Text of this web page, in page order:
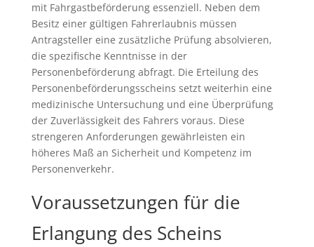
mit Fahrgastbeförderung essenziell. Neben dem
Besitz einer gültigen Fahrerlaubnis müssen
Antragsteller eine zusätzliche Prüfung absolvieren,
die spezifische Kenntnisse in der
Personenbeförderung abfragt. Die Erteilung des
Personenbeförderungsscheins setzt weiterhin eine
medizinische Untersuchung und eine Überprüfung
der Zuverlässigkeit des Fahrers voraus. Diese
strengeren Anforderungen gewährleisten ein
höheres Maß an Sicherheit und Kompetenz im
Personenverkehr.
Voraussetzungen für die
Erlangung des Scheins